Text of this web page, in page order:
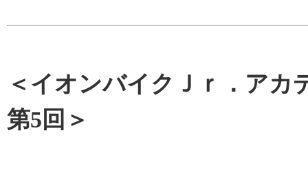
＜イオンバイクＪｒ．ア
第5回＞